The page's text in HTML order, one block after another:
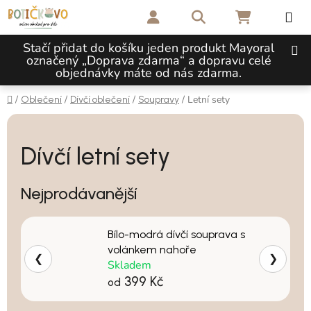
Přejít na obsah
Stačí přidat do košíku jeden produkt Mayoral
označený „Doprava zdarma“ a dopravu celé
objednávky máte od nás zdarma.
Hledat NÁKUPNÍ
Domů
/ Oblečení / Dívčí oblečení / Soupravy / Letní sety
Dívčí letní sety
Nejprodávanější
Bílo-modrá dívčí souprava s
volánkem nahoře
Skladem
od 399 Kč
❮ ❯